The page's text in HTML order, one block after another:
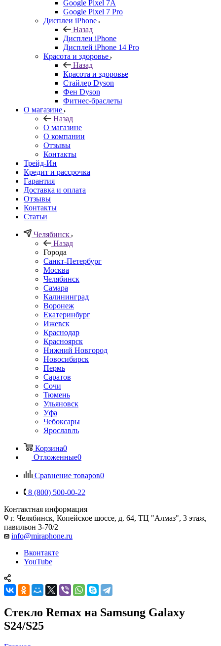
Google Pixel 7А
Google Pixel 7 Pro
Дисплеи iPhone
Назад
Дисплеи iPhone
Дисплей iPhone 14 Pro
Красота и здоровье
Назад
Красота и здоровье
Стайлер Dyson
Фен Dyson
Фитнес-браслеты
О магазине
Назад
О магазине
О компании
Отзывы
Контакты
Трейд-Ин
Кредит и рассрочка
Гарантия
Доставка и оплата
Отзывы
Контакты
Статьи
Челябинск
Назад
Города
Санкт-Петербург
Москва
Челябинск
Самара
Калининград
Воронеж
Екатеринбург
Ижевск
Краснодар
Красноярск
Нижний Новгород
Новосибирск
Пермь
Саратов
Сочи
Тюмень
Ульяновск
Уфа
Чебоксары
Ярославль
Корзина0
Отложенные0
Сравнение товаров0
8 (800) 500-00-22
Контактная информация
г. Челябинск, Копейское шоссе, д. 64, ТЦ "Алмаз", 3 этаж,
павильон 3-70/2
info@miraphone.ru
Вконтакте
YouTube
Стекло Remax на Samsung Galaxy
S24/S25